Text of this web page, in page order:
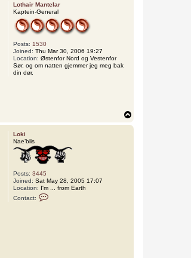
Lothair Mantelar
Kaptein-General
Posts: 1530
Joined: Thu Mar 30, 2006 19:27
Location: Østenfor Nord og Vestenfor
Sør, og om natten gjemmer jeg meg bak
din dør.
Loki
Nae’blis
Posts: 3445
Joined: Sat May 28, 2005 17:07
Location: I'm ... from Earth
Contact: